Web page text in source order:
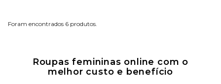
6
Roupas femininas online com o
melhor custo e benefício